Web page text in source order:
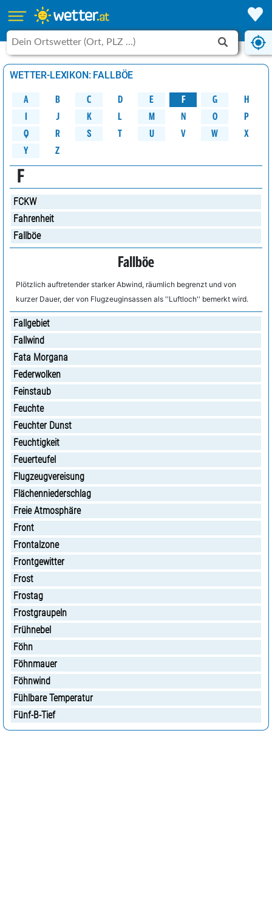
WETTER-LEXIKON: FALLBÖE
A B C D E F G H
J K L M N O
P
Q
R S T U V W X
Y Z
F
FCKW
Fahrenheit
Fallböe
Fallböe
Plötzlich auftretender starker Abwind, räumlich begrenzt und von
kurzer Dauer, der von Flugzeuginsassen als ''Luftloch'' bemerkt wird.
Fallgebiet
Fallwind
Fata Morgana
Federwolken
Feinstaub
Feuchte
Feuchter Dunst
Feuchtigkeit
Feuerteufel
Flugzeugvereisung
Flächenniederschlag
Freie Atmosphäre
Front
Frontalzone
Frontgewitter
Frost
Frostag
Frostgraupeln
Frühnebel
Föhn
Föhnmauer
Föhnwind
Fühlbare Temperatur
Fünf-B-Tief